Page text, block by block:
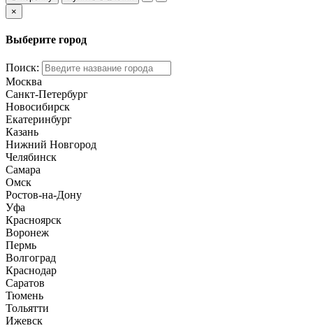
×
Выберите город
Поиск:
Москва
Санкт-Петербург
Новосибирск
Екатеринбург
Казань
Нижний Новгород
Челябинск
Самара
Омск
Ростов-на-Дону
Уфа
Красноярск
Воронеж
Пермь
Волгоград
Краснодар
Саратов
Тюмень
Тольятти
Ижевск